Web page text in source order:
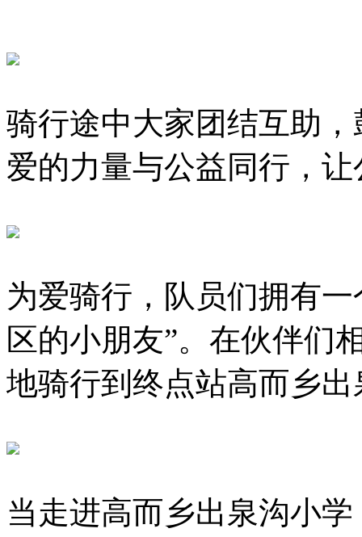
骑行途中大家团结互助
爱的力量与公益同行，
为爱骑行，队员们拥有
区的小朋友”。在伙伴们
地骑行到终点站高而乡
当走进高而乡出泉沟小